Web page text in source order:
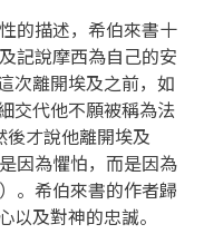
的描述，希伯來書十
記說摩西為自己的安
次離開埃及之前，如
交代他不願被稱為法
才說他離開埃及
因為懼怕，而是因為
。希伯來書的作者歸
及對神的忠誠。